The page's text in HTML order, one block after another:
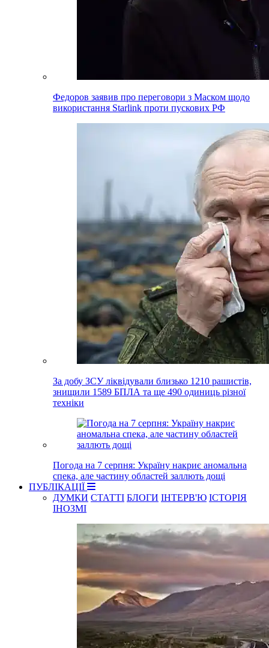
Федоров заявив про переговори з Маском щодо
використання Starlink проти пускових РФ
За добу ЗСУ ліквідували близько 1210 рашистів,
знищили 1589 БПЛА та ще 490 одиниць різної
техніки
Погода на 7 серпня: Україну накриє аномальна
спека, але частину областей заллють дощі
ПУБЛІКАЦІЇ
ДУМКИ СТАТТІ БЛОГИ ІНТЕРВ'Ю ІСТОРІЯ
ІНОЗМІ